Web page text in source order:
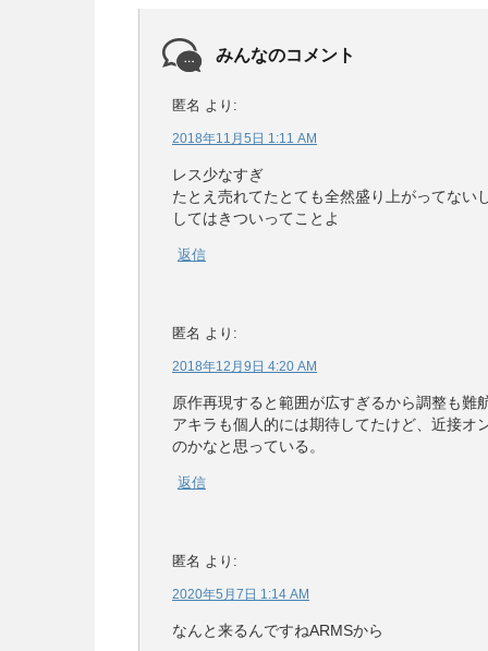
みんなのコメント
匿名 より:
2018年11月5日 1:11 AM
レス少なすぎ
たとえ売れてたとても全然盛り上がってない
してはきついってことよ
返信
匿名 より:
2018年12月9日 4:20 AM
原作再現すると範囲が広すぎるから調整も難
アキラも個人的には期待してたけど、近接オ
のかなと思っている。
返信
匿名 より:
2020年5月7日 1:14 AM
なんと来るんですねARMSから